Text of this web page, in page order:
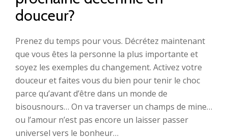
douceur?
Prenez du temps pour vous. Décrétez maintenant
que vous êtes la personne la plus importante et
soyez les exemples du changement. Activez votre
douceur et faites vous du bien pour tenir le choc
parce qu’avant d’être dans un monde de
bisousnours… On va traverser un champs de mine…
ou l’amour n’est pas encore un laisser passer
universel vers le bonheur…